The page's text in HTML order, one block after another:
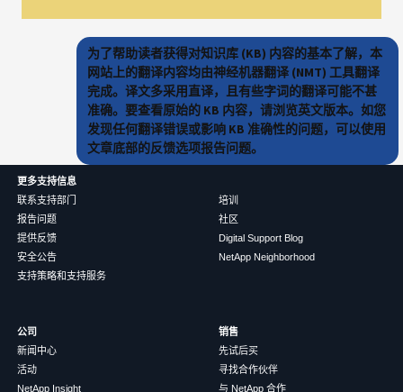
为了帮助读者获得对知识库 (KB) 内容的基本了解，本
网站上的翻译内容均由神经机器翻译 (NMT) 工具翻译
完成。译文多采用直译，且有些字词的翻译可能不甚
准确。要查看原始的 KB 内容，请浏览英文版本。如您
发现任何翻译错误或影响 KB 准确性的问题，可以使用
文章底部的反馈选项报告问题。
更多支持信息
联系支持部门
报告问题
提供反馈
安全公告
支持策略和支持服务
培训
社区
Digital Support Blog
NetApp Neighborhood
公司
新闻中心
活动
NetApp Insight
销售
先试后买
寻找合作伙伴
与 NetApp 合作